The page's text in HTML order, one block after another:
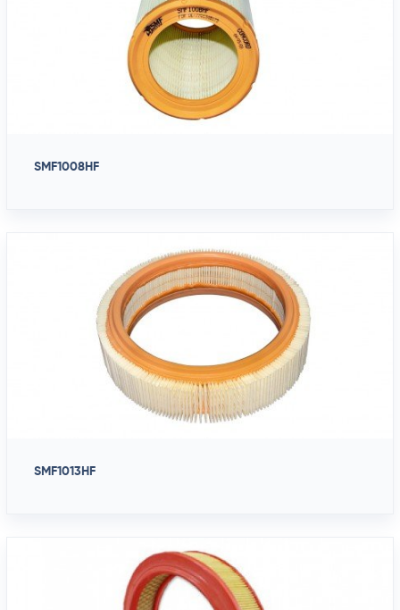
SMF1008HF
SMF1013HF